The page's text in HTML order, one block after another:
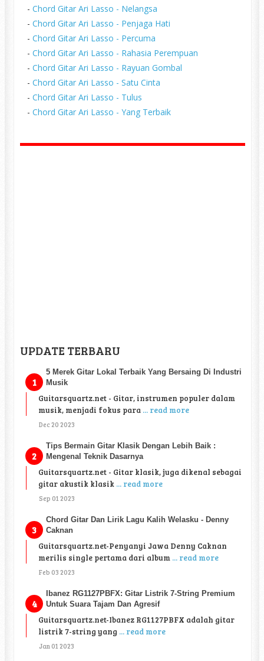
-Chord Gitar Ari Lasso - Nelangsa
-Chord Gitar Ari Lasso - Penjaga Hati
-Chord Gitar Ari Lasso - Percuma
-Chord Gitar Ari Lasso - Rahasia Perempuan
-Chord Gitar Ari Lasso - Rayuan Gombal
-Chord Gitar Ari Lasso - Satu Cinta
-Chord Gitar Ari Lasso - Tulus
-Chord Gitar Ari Lasso - Yang Terbaik
UPDATE TERBARU
5 Merek Gitar Lokal Terbaik Yang Bersaing Di Industri
Musik
Guitarsquartz.net - Gitar, instrumen populer dalam
musik, menjadi fokus para ... read more
Dec 20 2023
Tips Bermain Gitar Klasik Dengan Lebih Baik :
Mengenal Teknik Dasarnya
Guitarsquartz.net - Gitar klasik, juga dikenal sebagai
gitar akustik klasik ... read more
Sep 01 2023
Chord Gitar Dan Lirik Lagu Kalih Welasku - Denny
Caknan
Guitarsquartz.net-Penyanyi Jawa Denny Caknan
merilis single pertama dari album ... read more
Feb 03 2023
Ibanez RG1127PBFX: Gitar Listrik 7-String Premium
Untuk Suara Tajam Dan Agresif
Guitarsquartz.net-Ibanez RG1127PBFX adalah gitar
listrik 7-string yang ... read more
Jan 01 2023